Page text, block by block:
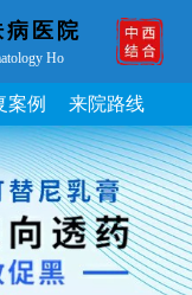
医院
Ho
案例 来院路线